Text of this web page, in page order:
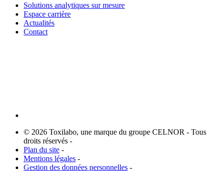
Solutions analytiques sur mesure
Espace carrière
Actualités
Contact
© 2026 Toxilabo, une marque du groupe CELNOR - Tous
droits réservés -
Plan du site -
Mentions légales -
Gestion des données personnelles -